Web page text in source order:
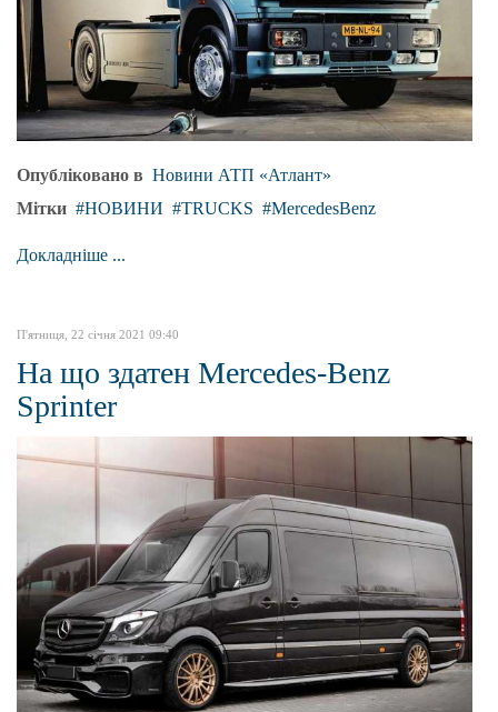
Опубліковано в Новини АТП «Атлант»
Мітки
НОВИНИ TRUCKS MercedesBenz
Докладніше ...
П'ятниця, 22 січня 2021 09:40
На що здатен Mercedes-Benz
Sprinter